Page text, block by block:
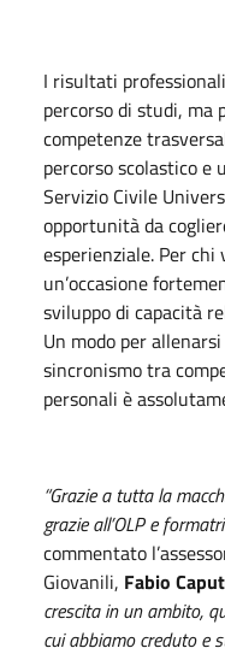
I risultati
percorso di studi, ma
competenze
percorso scolastico
Servizio Civile
opportunità da
esperienziale. Per
un’occasione
sviluppo di capacità
Un modo per
sincronismo tra
personali è
“Grazie a tutta la
grazie all’OLP e
commentato
Giovanili, Fabio
crescita in un ambito,
cui abbiamo creduto e